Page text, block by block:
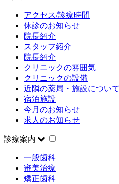
アクセス/診療時間
休診のお知らせ
院長紹介
スタッフ紹介
院長紹介
クリニックの雰囲気
クリニックの設備
近隣の薬局・施設について
宿泊施設
今月のお知らせ
求人のお知らせ
診療案内
一般歯科
審美治療
矯正歯科